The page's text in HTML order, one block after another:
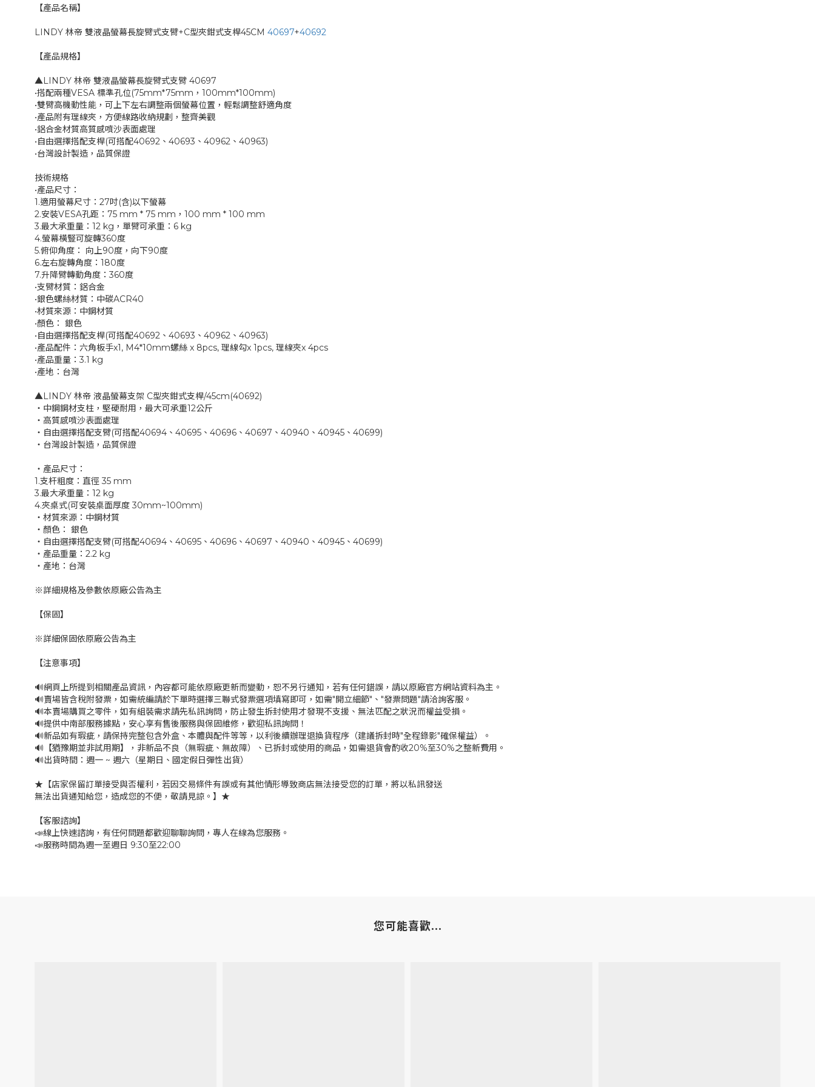
【產品名稱】
LINDY 林帝 雙液晶螢幕長旋臂式支臂+C型夾鉗式支桿45CM 40697+40692
【產品規格】
▲LINDY 林帝 雙液晶螢幕長旋臂式支臂 40697
•搭配兩種VESA 標準孔位(75mm*75mm，100mm*100mm)
•雙臂高機動性能，可上下左右調整兩個螢幕位置，輕鬆調整舒適角度
•產品附有理線夾，方便線路收納規劃，整齊美觀
•鋁合金材質高質感噴沙表面處理
•自由選擇搭配支桿(可搭配40692、40693、40962、40963)
•台灣設計製造，品質保證
技術規格
•產品尺寸：
1.適用螢幕尺寸：27吋(含)以下螢幕
2.安裝VESA孔距：75 mm * 75 mm，100 mm * 100 mm
3.最大承重量：12 kg，單臂可承重：6 kg
4.螢幕橫豎可旋轉360度
5.俯仰角度： 向上90度，向下90度
6.左右旋轉角度：180度
7.升降臂轉動角度：360度
•支臂材質：鋁合金
•銀色螺絲材質：中碳ACR40
•材質來源：中鋼材質
•顏色： 銀色
•自由選擇搭配支桿(可搭配40692、40693、40962、40963)
•產品配件：六角板手x1, M4*10mm螺絲 x 8pcs, 理線勾x 1pcs, 理線夾x 4pcs
•產品重量：3.1 kg
•產地：台灣
▲LINDY 林帝 液晶螢幕支架 C型夾鉗式支桿/45cm(40692)
‧中鋼鋼材支柱，堅硬耐用，最大可承重12公斤
‧高質感噴沙表面處理
‧自由選擇搭配支臂(可搭配40694、40695、40696、40697、40940、40945、40699)
‧台灣設計製造，品質保證
‧產品尺寸：
1.支杆粗度：直徑 35 mm
3.最大承重量：12 kg
4.夾桌式(可安裝桌面厚度 30mm~100mm)
‧材質來源：中鋼材質
‧顏色： 銀色
‧自由選擇搭配支臂(可搭配40694、40695、40696、40697、40940、40945、40699)
‧產品重量：2.2 kg
‧產地：台灣
※詳細規格及參數依原廠公告為主
【保固】
※詳細保固依原廠公告為主
【注意事項】
🔊網頁上所提到相關產品資訊，內容都可能依原廠更新而變動，恕不另行通知，若有任何錯誤，請以原廠官方網站資料為主。
🔊賣場皆含稅附發票，如需統編請於下單時選擇三聯式發票選項填寫即可，如需"開立細節"、"發票問題"請洽詢客服。
🔊本賣場購買之零件，如有組裝需求請先私訊詢問，防止發生拆封使用才發現不支援、無法匹配之狀況而權益受損。
🔊提供中南部服務據點，安心享有售後服務與保固維修，歡迎私訊詢問！
🔊新品如有瑕疵，請保持完整包含外盒、本體與配件等等，以利後續辦理退換貨程序（建議拆封時"全程錄影"確保權益）。
🔊【猶豫期並非試用期】，非新品不良（無瑕疵、無故障）、已拆封或使用的商品，如需退貨會酌收20%至30%之整新費用。
🔊出貨時間：週一 ~ 週六（星期日、國定假日彈性出貨）
★【店家保留訂單接受與否權利，若因交易條件有誤或有其他情形導致商店無法接受您的訂單，將以私訊發送
無法出貨通知給您，造成您的不便，敬請見諒。】★
【客服諮詢】
📣線上快速諮詢，有任何問題都歡迎聊聊詢問，專人在線為您服務。
📣服務時間為週一至週日 9:30至22:00
您可能喜歡...